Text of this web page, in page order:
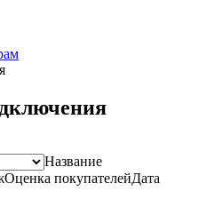
Название
Оценка покупателейДата